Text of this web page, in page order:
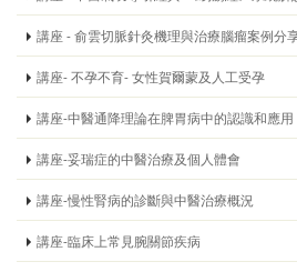
講座 - 俞雲切脈針灸機理與治療腦瘤案例分
講座- 不孕不育- 女性賀爾蒙及人工受孕
講座-中醫通降理論在脾胃病中的認識和應用
講座-妥瑞症的中醫治療及個人體會
講座-慢性腎病的診斷與中醫治療概況
講座-臨床上常見腕關節疾病